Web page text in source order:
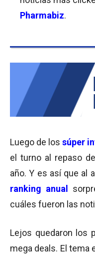
Pharmabiz.
Luego de los súper
el turno al repaso
año. Y es así que al
ranking anual
cuáles fueron las
Lejos quedaron los
mega deals. El tema